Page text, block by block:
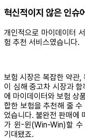
혁신적이지 않은 인슈
개인적으로 마이데이터
험 추천 서비스였습니다.
보험 시장은 복잡한 약관,
이 심해 중고차 시장과
에 마이데이터와 보험 상
합한 보험을 추천해 줄
었습니다. 불완전 판매에
가 윈-윈(Win-Win)할 수
기대됐죠.